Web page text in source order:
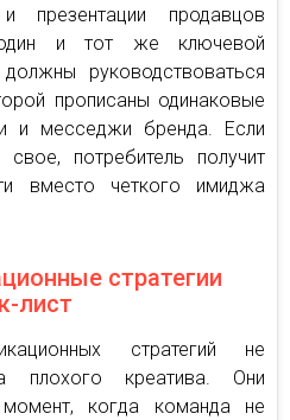
презентации продавцов
и тот же ключевой
руководствоваться
прописаны одинаковые
и месседжи бренда. Если
потребитель получит
вместо четкого имиджа
стратегии
лист
стратегий не
плохого креатива. Они
когда команда не